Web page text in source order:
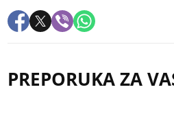
PREPORUKA ZA